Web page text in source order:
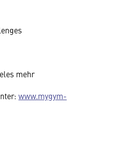
mehr
www.mygym-